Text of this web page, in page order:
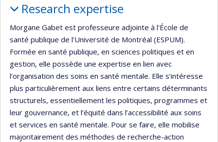
Research expertise
Morgane Gabet est professeure adjointe à l'École de
santé publique de l'Université de Montréal (ESPUM).
Formée en santé publique, en sciences politiques et en
gestion, elle possède une expertise en lien avec
l’organisation des soins en santé mentale. Elle s’intéresse
plus particulièrement aux liens entre certains déterminants
structurels, essentiellement les politiques, programmes et
leur gouvernance, et l’équité dans l’accessibilité aux soins
et services en santé mentale. Pour se faire, elle mobilise
majoritairement des méthodes de recherche-action